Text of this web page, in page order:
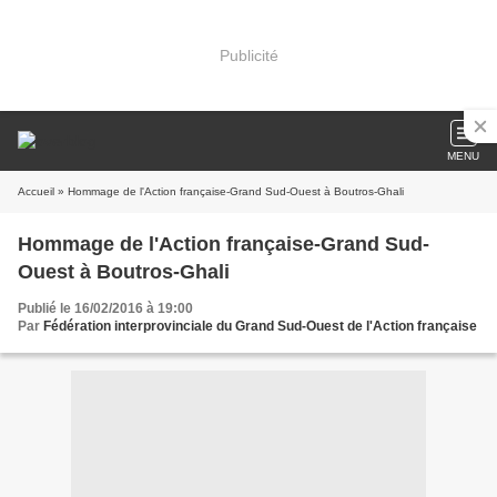
Publicité
MENU
Accueil » Hommage de l'Action française-Grand Sud-Ouest à Boutros-Ghali
Hommage de l'Action française-Grand Sud-
Ouest à Boutros-Ghali
Publié le 16/02/2016 à 19:00
Par Fédération interprovinciale du Grand Sud-Ouest de l'Action française